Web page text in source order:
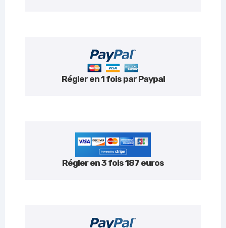
Régler en 1 fois par Paypal
Régler en 3 fois 187 euros